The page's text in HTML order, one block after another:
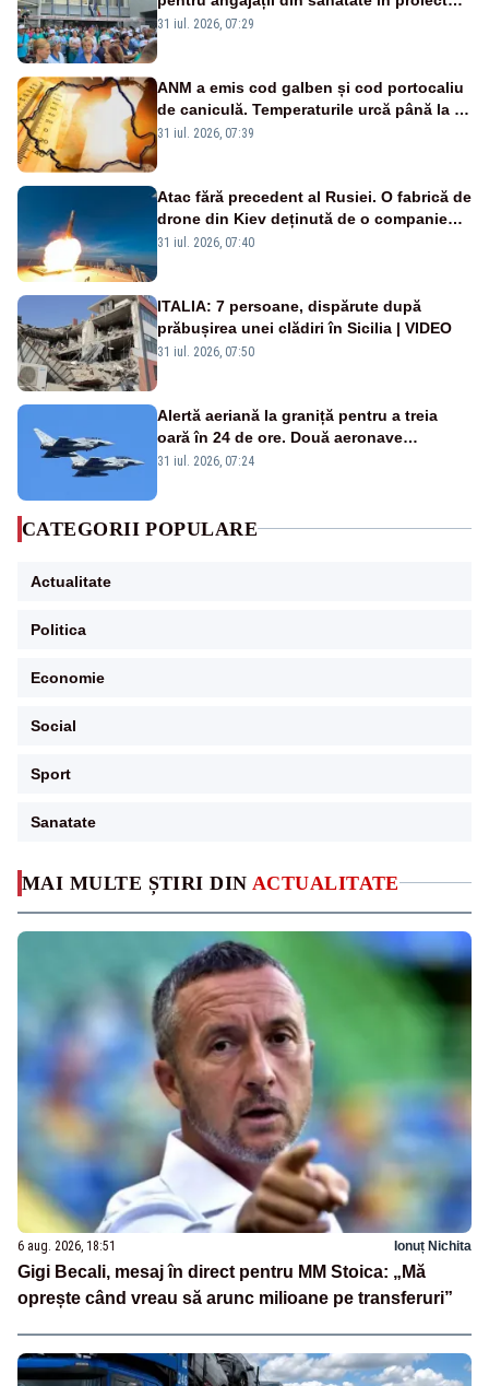
MAI MULTE ȘTIRI DIN ACTUALITATE
6 aug. 2026, 18:51 Ionuț Nichita
Gigi Becali, mesaj în direct pentru MM Stoica: „Mă
oprește când vreau să arunc milioane pe transferuri”
Legii salarizării
31 iul. 2026, 07:29
ANM a emis cod galben și cod portocaliu
de caniculă. Temperaturile urcă până la 38
de grade, iar nopțile devin tropicale
31 iul. 2026, 07:39
Atac fără precedent al Rusiei. O fabrică de
drone din Kiev deținută de o companie
americană, distrusă de o rachetă
31 iul. 2026, 07:40
ITALIA: 7 persoane, dispărute după
prăbușirea unei clădiri în Sicilia | VIDEO
31 iul. 2026, 07:50
Alertă aeriană la graniță pentru a treia
oară în 24 de ore. Două aeronave
Eurofighter britanice au fost ridicate de la
31 iul. 2026, 07:24
CATEGORII POPULARE
Actualitate
Politica
Economie
Social
Sport
Sanatate